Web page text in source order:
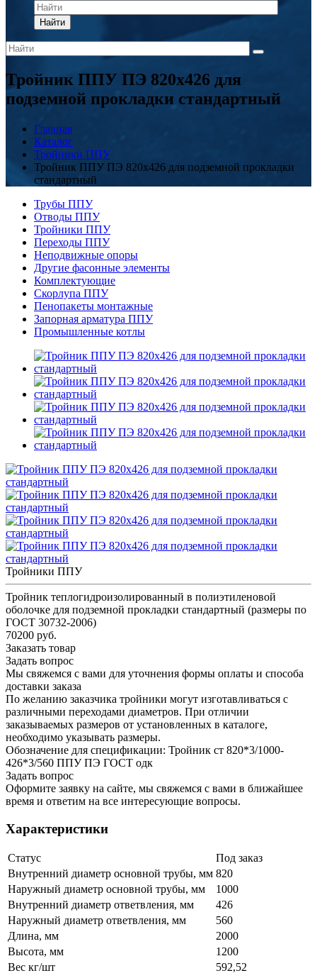
Найти
Тройник ППУ ПЭ 820x426 для
подземной прокладки стандартный
Главная
Каталог
Тройники ППУ
Тройник ППУ ПЭ 820x426 для подземной прокладки
стандартный
Трубы ППУ
Отводы ППУ
Тройники ППУ
Переходы ППУ
Неподвижные опоры
Другие фасонные элементы
Комплектующие
Скорлупа ППУ
Пенопакеты монтажные
Запорная арматура ППУ
Промышленные котлы
Тройники ППУ
Тройник теплогидроизолированный в полиэтиленовой
оболочке для подземной прокладки стандартный (размеры по
ГОСТ 30732-2006)
70200 руб.
Заказать товар
Задать вопрос
Мы свяжемся с вами для уточнения формы оплаты и способа
доставки заказа
По желанию заказчика тройники могут изготавливаться с
различными переходами диаметров. При отличии
заказываемых размеров от установленных в каталоге,
необходимо указывать размеры.
Обозначение для спецификации: Тройник ст 820*3/1000-
426*3/560 ППУ ПЭ ГОСТ одк
Задать вопрос
Оформите заявку на сайте, мы свяжемся с вами в ближайшее
время и ответим на все интересующие вопросы.
Характеристики
Статус
Под заказ
Внутренний диаметр основной трубы, мм 820
Наружный диаметр основной трубы, мм
1000
Внутренний диаметр ответвления, мм
426
Наружный диаметр ответвления, мм
560
Длина, мм
2000
Высота, мм
1200
Вес кг/шт
592,52